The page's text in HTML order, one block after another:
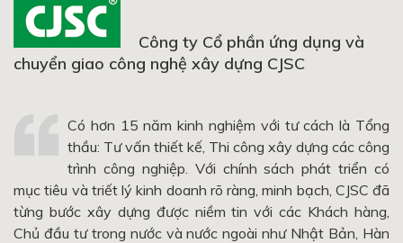
Công ty Cổ phần ứng dụng và
chuyển giao công nghệ xây dựng CJSC
Có hơn 15 năm kinh nghiệm với tư cách là Tổng
thầu: Tư vấn thiết kế, Thi công xây dựng các công
trình công nghiệp. Với chính sách phát triển có
mục tiêu và triết lý kinh doanh rõ ràng, minh bạch, CJSC đã
từng bước xây dựng được niềm tin với các Khách hàng,
Chủ đầu tư trong nước và nước ngoài như Nhật Bản, Hàn